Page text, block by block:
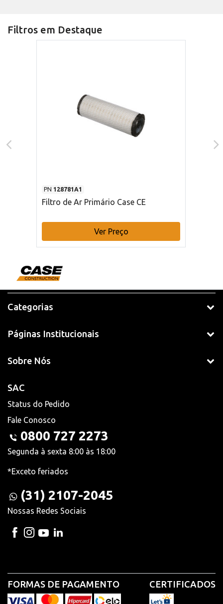
Filtros em Destaque
PN 128781A1
Filtro de Ar Primário Case CE
Ver Preço
Categorias
Páginas Institucionais
Sobre Nós
SAC
Status do Pedido
Fale Conosco
0800 727 2273
Segunda à sexta 8:00 às 18:00
*Exceto feriados
(31) 2107-2045
Nossas Redes Sociais
FORMAS DE PAGAMENTO CERTIFICADOS